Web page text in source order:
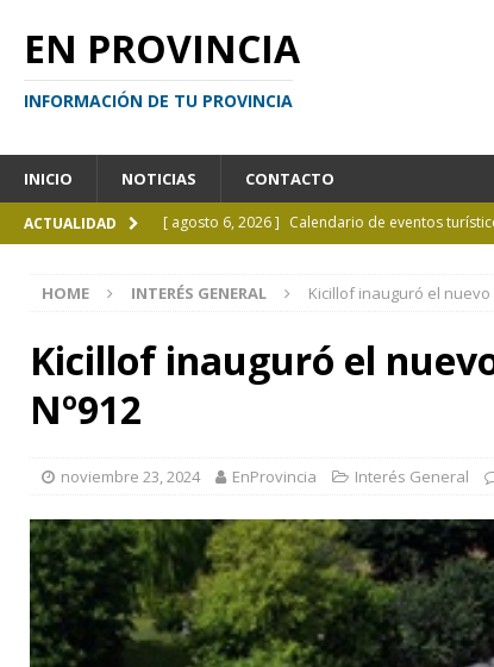
EN PROVINCIA
INFORMACIÓN DE TU PROVINCIA
INICIO NOTICIAS CONTACTO
ACTUALIDAD [ agosto 6, 2026 ] Calendario de eventos
[ agosto 5, 2026 ]
La mujer que sobrevivió
CURIOSIDADES
[ agosto 5, 2026 ]
Kicillof inauguró un nuevo
HOME INTERÉS GENERAL Kicillof inauguró el
Kicillof inauguró el
Nº912
noviembre 23, 2024 EnProvincia Interés General